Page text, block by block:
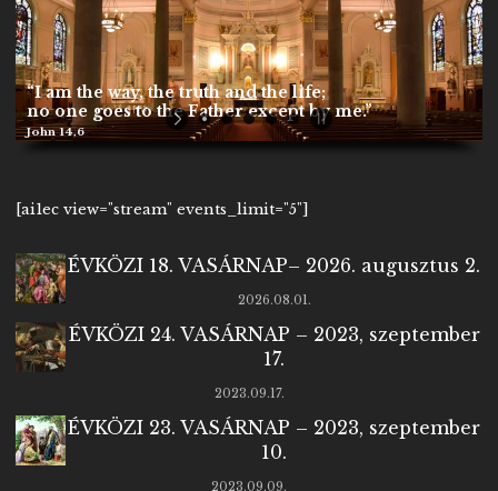
“I am the way, the truth and the life;
no one goes to the Father except by me.”
John 14,6
[ai1ec view="stream" events_limit="5"]
ÉVKÖZI 18. VASÁRNAP– 2026. augusztus 2.
2026.08.01.
ÉVKÖZI 24. VASÁRNAP – 2023, szeptember
17.
2023.09.17.
ÉVKÖZI 23. VASÁRNAP – 2023, szeptember
10.
2023.09.09.